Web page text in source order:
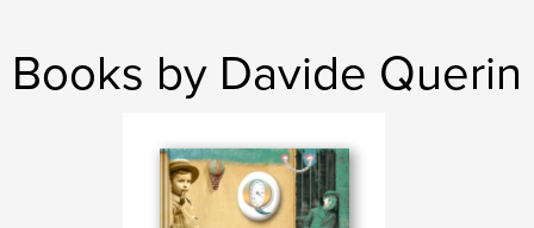
Books by Davide Querin